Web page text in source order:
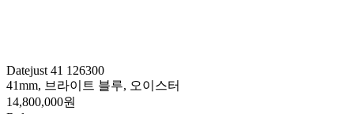
Datejust 41 126300
41mm, 브라이트 블루, 오이스터
14,800,000원